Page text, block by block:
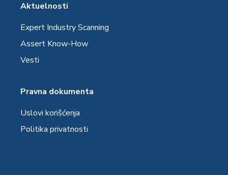
Aktuelnosti
Expert Industry Scanning
Assert Know-How
Vesti
Pravna dokumenta
Uslovi korišćenja
Politika privatnosti